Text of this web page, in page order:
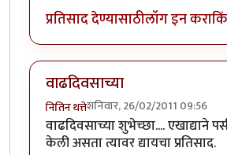
प्रतिसाद देण्यासाठीलॉग इन करा
वाढदिवसाच्या
नितिन थत्तेशनिवार, 26/02/2011 09:56
वाढदिवसाच्या शुभेच्छा.... एखाद्याने
केली असता त्यावर द्यायचा प्रतिसाद.